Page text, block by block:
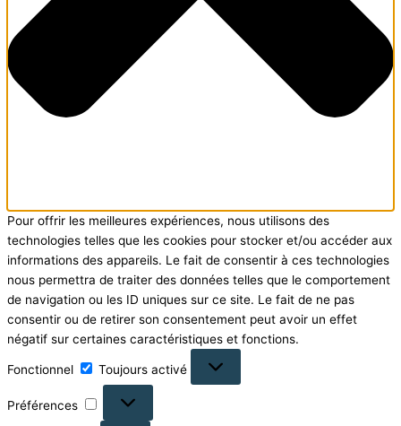
Pour offrir les meilleures expériences, nous utilisons des
technologies telles que les cookies pour stocker et/ou accéder aux
informations des appareils. Le fait de consentir à ces technologies
nous permettra de traiter des données telles que le comportement
de navigation ou les ID uniques sur ce site. Le fait de ne pas
consentir ou de retirer son consentement peut avoir un effet
négatif sur certaines caractéristiques et fonctions.
Fonctionnel
Toujours activé
Préférences